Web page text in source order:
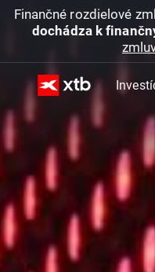
Finančné rozdielové
dochádza k